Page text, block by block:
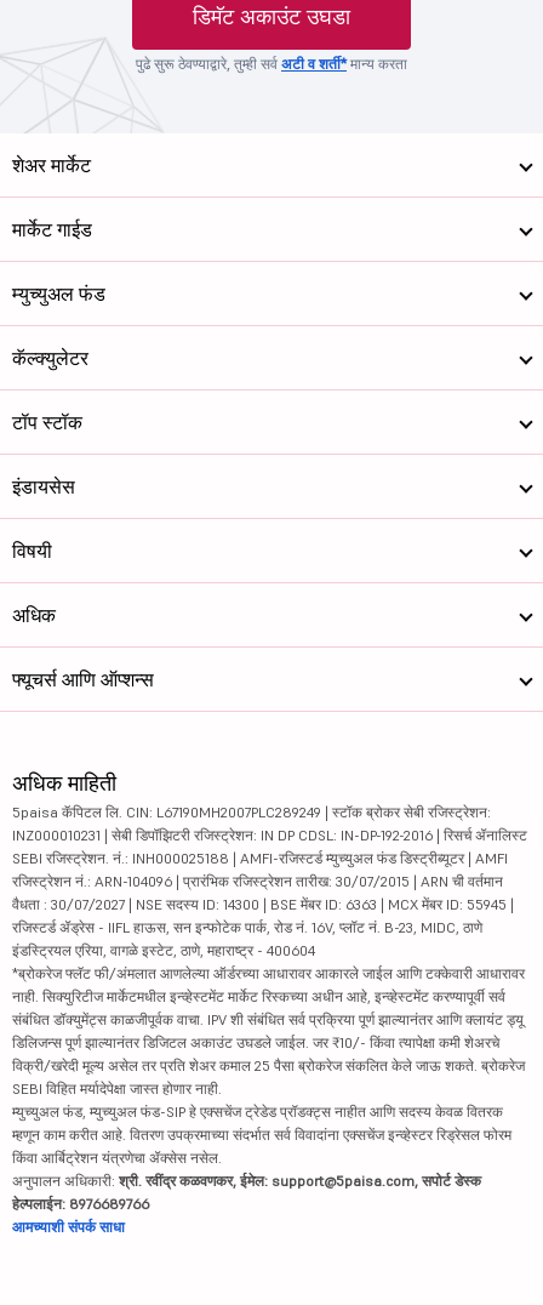
डिमॅट अकाउंट उघडा
पुढे सुरू ठेवण्याद्वारे, तुम्ही सर्व अटी व शर्ती*मान्य करता
शेअर मार्केट
मार्केट गाईड
म्युच्युअल फंड
कॅल्क्युलेटर
टॉप स्टॉक
इंडायसेस
विषयी
अधिक
फ्यूचर्स आणि ऑप्शन्स
अधिक माहिती
5paisa कॅपिटल लि. CIN: L67190MH2007PLC289249 | स्टॉक ब्रोकर सेबी रजिस्ट्रेशन:
INZ000010231 | सेबी डिपॉझिटरी रजिस्ट्रेशन: IN DP CDSL: IN-DP-192-2016 | रिसर्च ॲनालिस्ट
SEBI रजिस्ट्रेशन. नं.: INH000025188 | AMFI-रजिस्टर्ड म्युच्युअल फंड डिस्ट्रीब्यूटर | AMFI
रजिस्ट्रेशन नं.: ARN-104096 | प्रारंभिक रजिस्ट्रेशन तारीख: 30/07/2015 | ARN ची वर्तमान
वैधता : 30/07/2027 | NSE सदस्य ID: 14300 | BSE मेंबर ID: 6363 | MCX मेंबर ID: 55945 |
रजिस्टर्ड ॲड्रेस - IIFL हाऊस, सन इन्फोटेक पार्क, रोड नं. 16V, प्लॉट नं. B-23, MIDC, ठाणे
इंडस्ट्रियल एरिया, वागळे इस्टेट, ठाणे, महाराष्ट्र - 400604
*ब्रोकरेज फ्लॅट फी/अंमलात आणलेल्या ऑर्डरच्या आधारावर आकारले जाईल आणि टक्केवारी आधारावर
नाही. सिक्युरिटीज मार्केटमधील इन्व्हेस्टमेंट मार्केट रिस्कच्या अधीन आहे, इन्व्हेस्टमेंट करण्यापूर्वी सर्व
संबंधित डॉक्युमेंट्स काळजीपूर्वक वाचा. IPV शी संबंधित सर्व प्रक्रिया पूर्ण झाल्यानंतर आणि क्लायंट ड्यू
डिलिजन्स पूर्ण झाल्यानंतर डिजिटल अकाउंट उघडले जाईल. जर ₹10/- किंवा त्यापेक्षा कमी शेअरचे
विक्री/खरेदी मूल्य असेल तर प्रति शेअर कमाल 25 पैसा ब्रोकरेज संकलित केले जाऊ शकते. ब्रोकरेज
SEBI विहित मर्यादेपेक्षा जास्त होणार नाही.
म्युच्युअल फंड, म्युच्युअल फंड-SIP हे एक्सचेंज ट्रेडेड प्रॉडक्ट्स नाहीत आणि सदस्य केवळ वितरक
म्हणून काम करीत आहे. वितरण उपक्रमाच्या संदर्भात सर्व विवादांना एक्सचेंज इन्व्हेस्टर रिड्रेसल फोरम
किंवा आर्बिट्रेशन यंत्रणेचा ॲक्सेस नसेल.
अनुपालन अधिकारी: श्री. रवींद्र कळवणकर, ईमेल: support@5paisa.com, सपोर्ट डेस्क
हेल्पलाईन: 8976689766
आमच्याशी संपर्क साधा